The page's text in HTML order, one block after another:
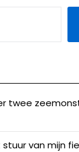
twee
van mijn